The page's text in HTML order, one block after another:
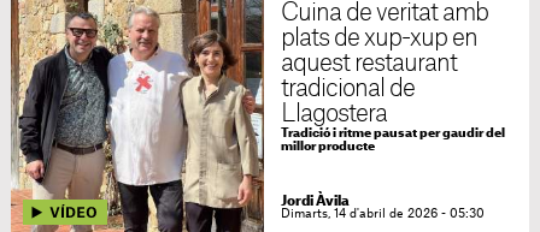
Cuina de veritat amb
plats de xup-xup en
aquest restaurant
tradicional de
Llagostera
Tradició i ritme pausat per gaudir del
millor producte
Jordi Àvila
Dimarts, 14 d'abril de 2026 - 05:30